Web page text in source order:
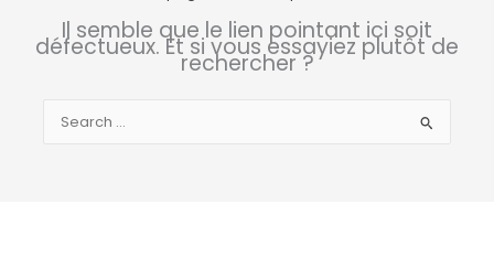
Il semble que le lien pointant ici soit
défectueux. Et si vous essayiez plutôt de
rechercher ?